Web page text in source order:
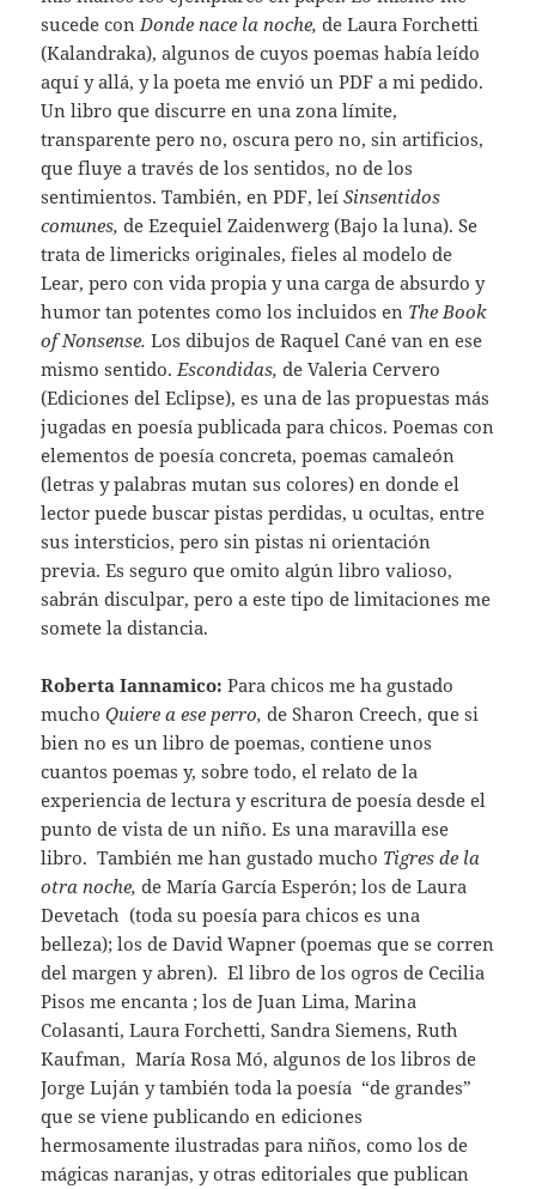
sucede conDonde nace la noche, de Laura Forchetti
(Kalandraka), algunos de cuyos poemas había leído
aquí y allá, y la poeta me envió un PDF a mi pedido.
Un libro que discurre en una zona límite,
transparente pero no, oscura pero no, sin artificios,
que fluye a través de los sentidos, no de los
sentimientos. También, en PDF, leíSinsentidos
comunes, de Ezequiel Zaidenwerg (Bajo la luna). Se
trata de limericks originales, fieles al modelo de
Lear, pero con vida propia y una carga de absurdo y
humor tan potentes como los incluidos en The Book
of Nonsense. Los dibujos de Raquel Cané van en ese
mismo sentido.Escondidas, de Valeria Cervero
(Ediciones del Eclipse), es una de las propuestas más
jugadas en poesía publicada para chicos. Poemas con
elementos de poesía concreta, poemas camaleón
(letras y palabras mutan sus colores) en donde el
lector puede buscar pistas perdidas, u ocultas, entre
sus intersticios, pero sin pistas ni orientación
previa. Es seguro que omito algún libro valioso,
sabrán disculpar, pero a este tipo de limitaciones me
somete la distancia.
Roberta Iannamico:Para chicos me ha gustado
muchoQuiere a ese perro, de Sharon Creech, que si
bien no es un libro de poemas, contiene unos
cuantos poemas y, sobre todo, el relato de la
experiencia de lectura y escritura de poesía desde el
punto de vista de un niño. Es una maravilla ese
libro. También me han gustado mucho Tigres de la
otra noche, de María García Esperón; los de Laura
Devetach (toda su poesía para chicos es una
belleza); los de David Wapner (poemas que se corren
del margen y abren). El libro de los ogros de Cecilia
Pisos me encanta ; los de Juan Lima, Marina
Colasanti, Laura Forchetti, Sandra Siemens, Ruth
Kaufman, María Rosa Mó, algunos de los libros de
Jorge Luján y también toda la poesía “de grandes”
que se viene publicando en ediciones
hermosamente ilustradas para niños, como los de
mágicas naranjas, y otras editoriales que publican